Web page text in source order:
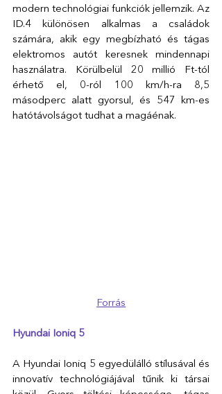
modern technológiai funkciók jellemzik. Az
ID.4 különösen alkalmas a családok
számára, akik egy megbízható és tágas
elektromos autót keresnek mindennapi
használatra. Körülbelül 20 millió Ft-tól
érhető el, 0-ról 100 km/h-ra 8,5
másodperc alatt gyorsul, és 547 km-es
hatótávolságot tudhat a magáénak.
Forrás
Hyundai Ioniq 5
A Hyundai Ioniq 5 egyedülálló stílusával és
innovatív technológiájával tűnik ki társai